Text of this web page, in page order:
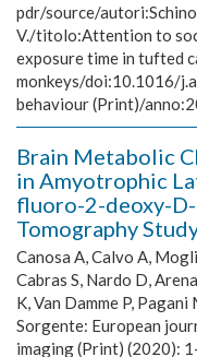
pdr/source/autori:Schino
V./titolo:Attention to
exposure time in tufted
monkeys/doi:10.1016/
behaviour (Print)/
Brain Metabolic
in Amyotrophic
fluoro-2-deoxy-
Tomography
Canosa A, Calvo A,
Cabras S, Nardo D,
K, Van Damme P, Pagani
Sorgente: European
imaging (Print) (2020):